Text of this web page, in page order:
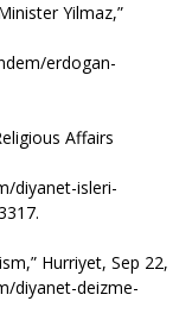
Yilmaz,”
erdogan-
Affairs
diyanet-isleri-
Hurriyet, Sep 22,
diyanet-deizme-